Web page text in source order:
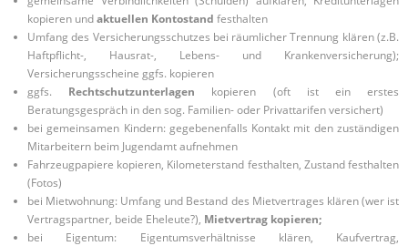
kopieren undaktuellen Kontostand festhalten
Umfang des Versicherungsschutzes bei räumlicher Trennung klären (z.B.
Haftpflicht-, Hausrat-, Lebens- und Krankenversicherung);
Versicherungsscheine ggfs. kopieren
ggfs. Rechtschutzunterlagen kopieren (oft ist ein erstes
Beratungsgespräch in den sog. Familien- oder Privattarifen versichert)
bei gemeinsamen Kindern: gegebenenfalls Kontakt mit den zuständigen
Mitarbeitern beim Jugendamt aufnehmen
Fahrzeugpapiere kopieren, Kilometerstand festhalten, Zustand festhalten
(Fotos)
bei Mietwohnung: Umfang und Bestand des Mietvertrages klären (wer ist
Vertragspartner, beide Eheleute?), Mietvertrag kopieren;
bei Eigentum: Eigentumsverhältnisse klären, Kaufvertrag,